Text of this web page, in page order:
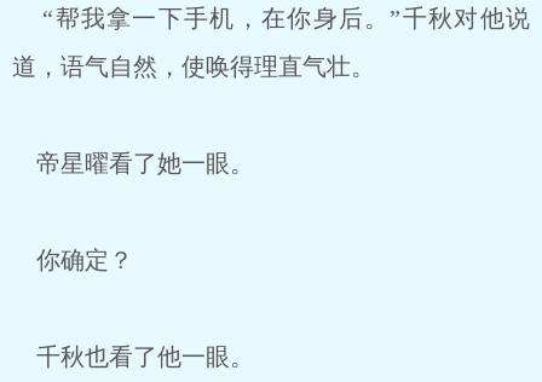
“帮我拿一下手机，在你身后。”千秋对他说
道，语气自然，使唤得理直气壮。
帝星曜看了她一眼。
你确定？
千秋也看了他一眼。